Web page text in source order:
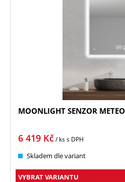
MOONLIGHT SENZOR METEO
6 419 Kč/ kss DPH
Skladem dle variant
VYBRAT VARIANTU